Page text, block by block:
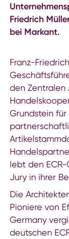
Friedrich
bei Markant.
Franz-
den Zentralen
Grundstein
lebt den
Jury in ihrer
Die
Pioniere von
Germany
deutschen